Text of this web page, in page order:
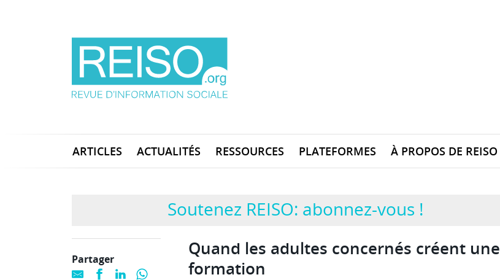
ARTICLES ACTUALITÉS RESSOURCES PLATEFORMES À PROPOS DE REISO
Soutenez REISO: abonnez-vous !
Quand les adultes concernés créent une
formation
Partager